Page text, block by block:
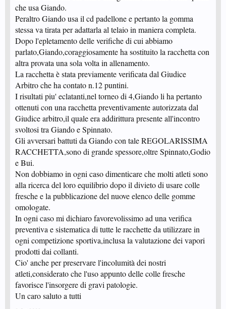
che usa Giando.
Peraltro Giando usa il cd padellone e pertanto la gomma
stessa va tirata per adattarla al telaio in maniera completa.
Dopo l'epletamento delle verifiche di cui abbiamo
parlato,Giando,coraggiosamente ha sostituito la racchetta con
altra provata una sola volta in allenamento.
La racchetta è stata previamente verificata dal Giudice
Arbitro che ha contato n.12 puntini.
I risultati piu' eclatanti,nel torneo di 4,Giando li ha pertanto
ottenuti con una racchetta preventivamente autorizzata dal
Giudice arbitro,il quale era addirittura presente all'incontro
svoltosi tra Giando e Spinnato.
Gli avversari battuti da Giando con tale REGOLARISSIMA
RACCHETTA,sono di grande spessore,oltre Spinnato,Godio
e Bui.
Non dobbiamo in ogni caso dimenticare che molti atleti sono
alla ricerca del loro equilibrio dopo il divieto di usare colle
fresche e la pubblicazione del nuove elenco delle gomme
omologate.
In ogni caso mi dichiaro favorevolissimo ad una verifica
preventiva e sistematica di tutte le racchette da utilizzare in
ogni competizione sportiva,inclusa la valutazione dei vapori
prodotti dai collanti.
Cio' anche per preservare l'incolumità dei nostri
atleti,considerato che l'uso appunto delle colle fresche
favorisce l'insorgere di gravi patologie.
Un caro saluto a tutti